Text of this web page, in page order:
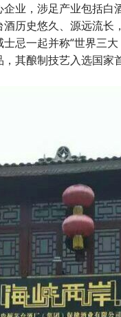
，涉足产业包括白
历史悠久、源远流
忌一起并称“世界三
其酿制技艺入选国